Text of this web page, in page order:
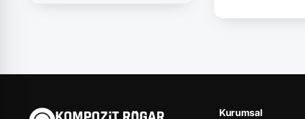
Kurumsal